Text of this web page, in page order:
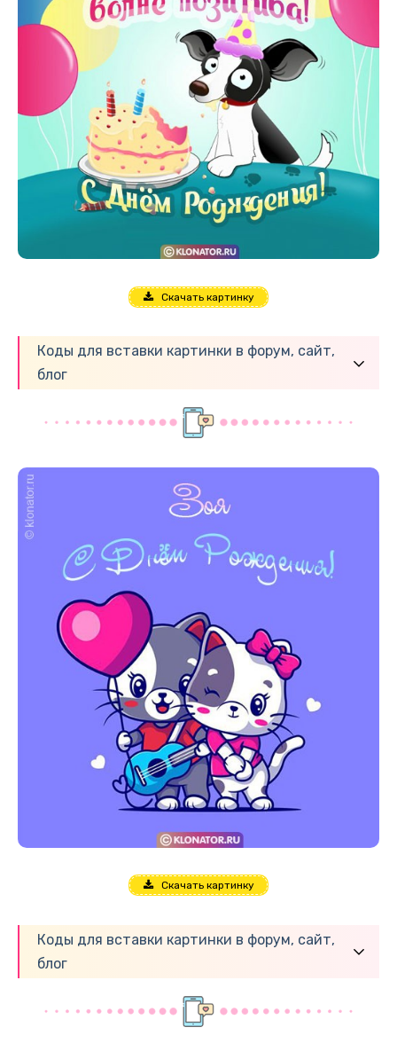
Скачать картинку
Коды для вставки картинки в форум, сайт,
блог
Скачать картинку
Коды для вставки картинки в форум, сайт,
блог